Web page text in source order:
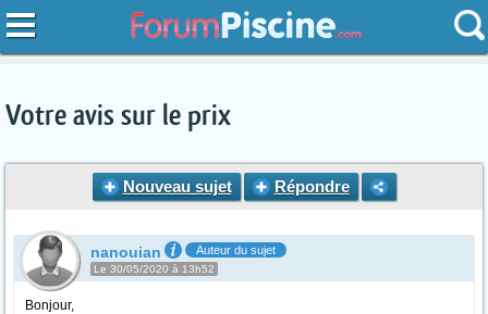
Votre avis sur le prix
Nouveau sujet Répondre
nanouian Auteur du sujet
Le 30/05/2020 à 13h52
Bonjour,